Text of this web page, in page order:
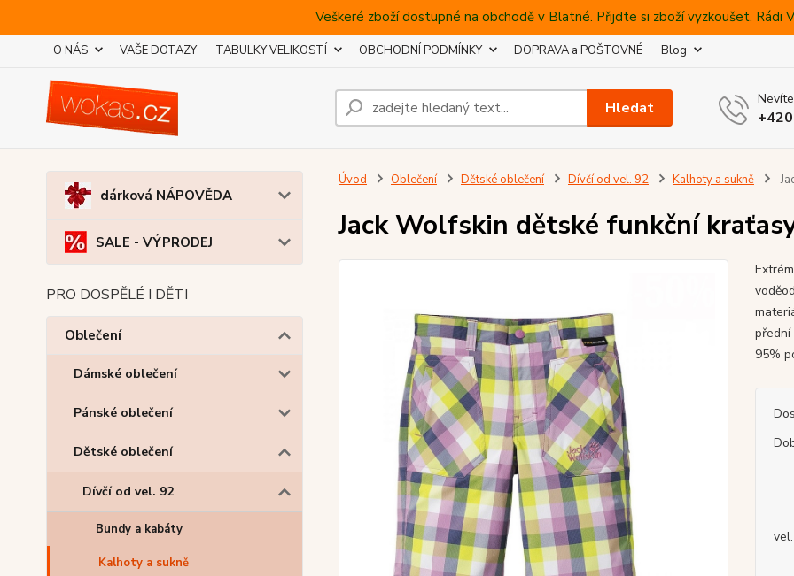
Veškeré zboží dostupné na obchodě v Blatné. Přijdte si zboží vyzkoušet. Rádi
O NÁS VAŠE DOTAZY TABULKY VELIKOSTÍ OBCHODNÍ PODMÍNKY DOPRAVA a POŠTOVNÉ Blog
Hledat
dárková NÁPOVĚDA
SALE - VÝPRODEJ
PRO DOSPĚLÉ I DĚTI
Oblečení
Dámské oblečení
Pánské oblečení
Dětské oblečení
Dívčí od vel. 92
Bundy a kabáty
Kalhoty a sukně
Úvod Oblečení Dětské oblečení Dívčí od vel. 92 Kalhoty a sukně
Jack Wolfskin dětské funkční
95%